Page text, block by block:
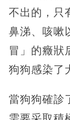
不出的，只
鼻涕、咳嗽
冒」的癥狀
狗狗感染了
當狗狗確診